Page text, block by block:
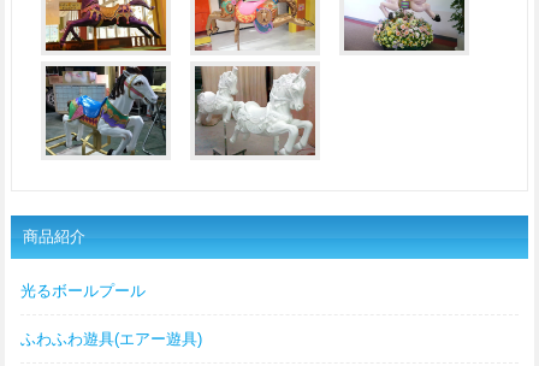
商品紹介
光るボールプール
ふわふわ遊具(エアー遊具)